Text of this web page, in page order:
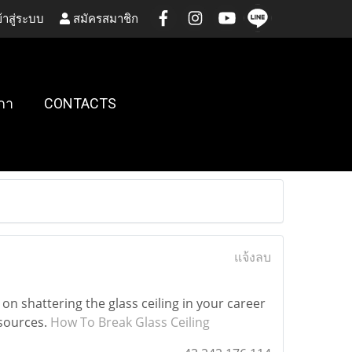
สู่ระบบ สมัครสมาชิก
า CONTACTS
แจ้งลบ
shattering the glass ceiling in your career
How To Break Glass Ceiling